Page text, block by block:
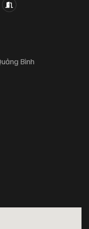
Bình